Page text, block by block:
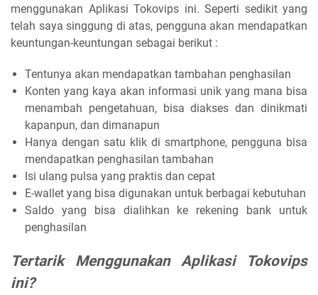
menggunakan Aplikasi Tokovips ini. Seperti sedikit yang
telah saya singgung di atas, pengguna akan mendapatkan
keuntungan-keuntungan sebagai berikut :
Tentunya akan mendapatkan tambahan penghasilan
Konten yang kaya akan informasi unik yang mana bisa
menambah pengetahuan, bisa diakses dan dinikmati
kapanpun, dan dimanapun
Hanya dengan satu klik di smartphone, pengguna bisa
mendapatkan penghasilan tambahan
Isi ulang pulsa yang praktis dan cepat
E-wallet yang bisa digunakan untuk berbagai kebutuhan
Saldo yang bisa dialihkan ke rekening bank untuk
penghasilan
Tertarik Menggunakan Aplikasi Tokovips
ini?